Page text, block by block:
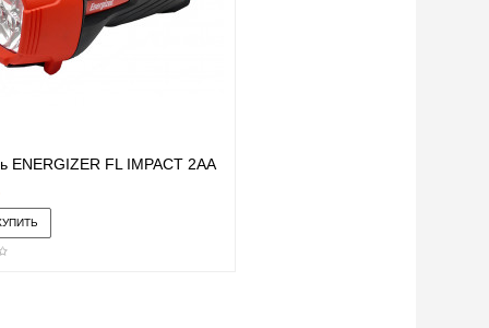
ENERGIZER FL IMPACT 2AA